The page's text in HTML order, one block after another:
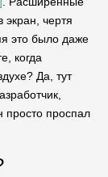
экран, чертя
это было даже
когда
Да, тут
просто проспал